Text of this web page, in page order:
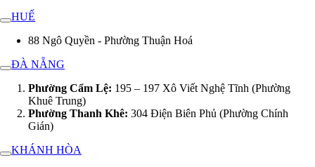
HUẾ
88 Ngô Quyền - Phường Thuận Hoá
ĐÀ NẴNG
Phường Cẩm Lệ: 195 – 197 Xô Viết Nghệ Tĩnh (Phường
Khuê Trung)
Phường Thanh Khê: 304 Điện Biên Phủ (Phường Chính
Gián)
KHÁNH HÒA